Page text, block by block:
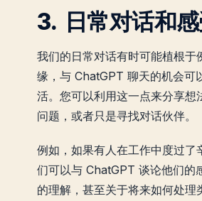
3. 日常对话和
我们的日常对话有时可能植根于
缘，与 ChatGPT 聊天的机会可
活。您可以利用这一点来分享想
问题，或者只是寻找对话伙伴。
例如，如果有人在工作中度过了
们可以与 ChatGPT 谈论他们的
的理解，甚至关于将来如何处理